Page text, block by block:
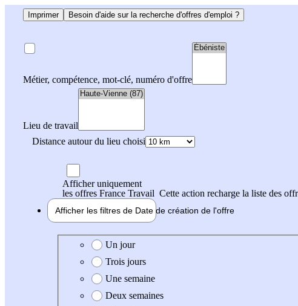
Imprimer Besoin d'aide sur la recherche d'offres d'emploi ?
Métier, compétence, mot-clé, numéro d'offre
Lieu de travail
Distance autour du lieu choisi
Afficher uniquement
les offres France Travail Cette action recharge la liste des
Afficher les filtres de Date de création de l'offre
Date de création de l'offre
Un jour
Trois jours
Une semaine
Deux semaines